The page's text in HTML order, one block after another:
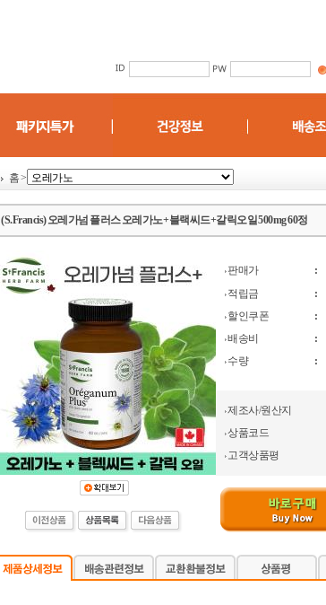
홈>
(S.Francis) 오레가넘 플러스 오레가노+블랙씨드+갈릭오일 500mg 60정
판매가 :
적립금 :
할인쿠폰
:
배송비
:
수량
:
제조사/원산지
상품코드
고객상품평